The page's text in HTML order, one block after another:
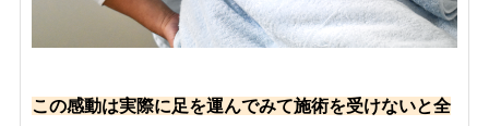
この感動は実際に足を運んでみて施術を受けないと全